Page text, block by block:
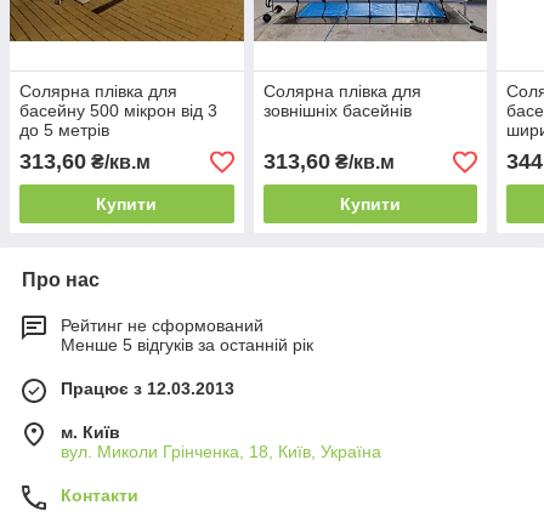
Солярна плівка для
басейну 500 мікрон від 3
до 5 метрів
313,60 ₴/кв.м
Купити
Солярна плівка для
зовнішніх басейнів
313,60₴/кв.м
Купити
Про нас
Рейтинг не сформований
Менше 5 відгуків за останній рік
Працює з 12.03.2013
м. Київ
вул. Миколи Грінченка, 18, Київ, Україна
Контакти